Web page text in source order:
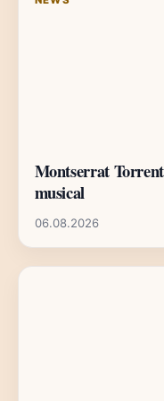
Montserrat
musical
06.08.2026